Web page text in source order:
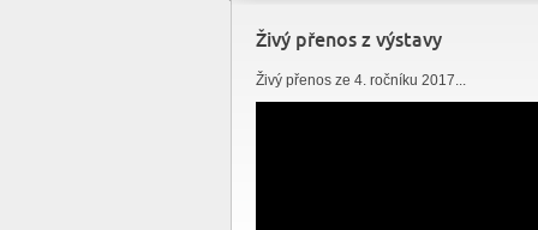
Živý přenos z výstavy
Živý přenos ze 4. ročníku 2017...